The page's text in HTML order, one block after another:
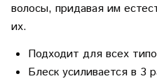
волосы, придавая им
их.
Подходит для всех
Блеск усиливается в 3